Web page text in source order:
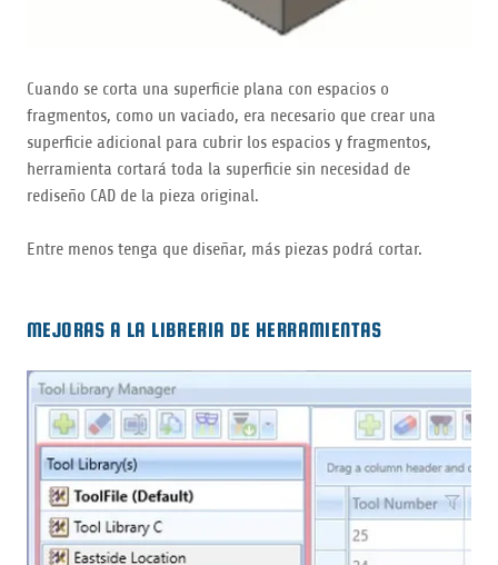
Cuando se corta una superficie plana con espacios o
fragmentos, como un vaciado, era necesario que crear una
superficie adicional para cubrir los espacios y fragmentos,
herramienta cortará toda la superficie sin necesidad de
rediseño CAD de la pieza original.
Entre menos tenga que diseñar, más piezas podrá cortar.
MEJORAS A LA LIBRERIA DE HERRAMIENTAS